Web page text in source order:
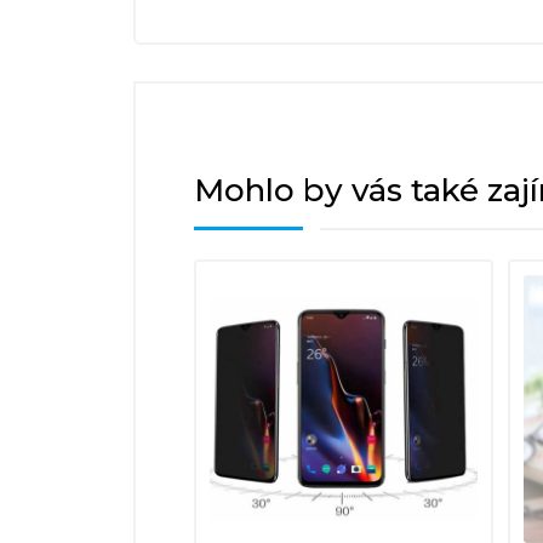
Mohlo by vás také